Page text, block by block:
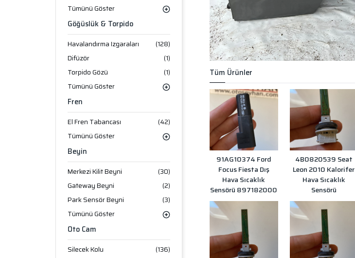
Tümünü Göster
Göğüslük & Torpido
Havalandırma Izgaraları
(128)
Difüzör
(1)
Torpido Gözü
(1)
Tümünü Göster
Fren
El Fren Tabancası
(42)
Tümünü Göster
Beyin
Merkezi Kilit Beyni
(30)
Gateway Beyni
(2)
Park Sensör Beyni
(3)
Tümünü Göster
Oto Cam
Silecek Kolu
(136)
Tüm Ürünler
91AG10374 Ford
Focus Fiesta Dış
Hava Sıcaklık
Sensörü 897182000
4B0820539 Seat
Leon 2010 Kalorifer
Hava Sıcaklık
Sensörü